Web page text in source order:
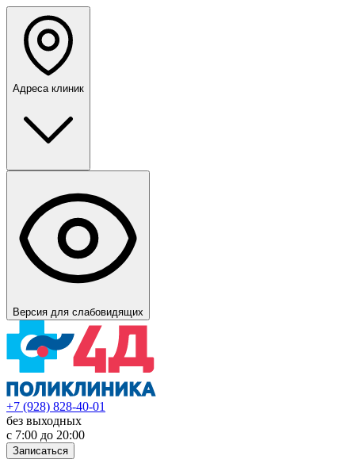
Адреса клиник
Версия для слабовидящих
+7 (928) 828-40-01
без выходных
с 7:00 до 20:00
Записаться